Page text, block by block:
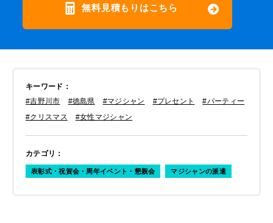
無料見積もりはこちら
キーワード ：
#吉野川市
#徳島県 #マジシャン #プレセント
#パーティー
#クリスマス
#女性マジシャン
カテゴリ ：
表彰式・祝賀会・周年イベント・懇親会 マジシャンの派遣